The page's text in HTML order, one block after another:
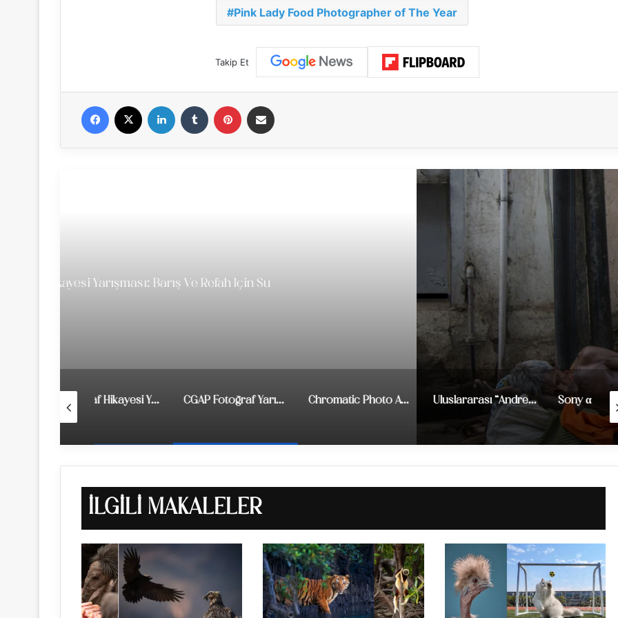
Pink Lady Food Photographer of The Year
Takip Et
Facebook LinkedIn Tumblr Pinterest
CGAP Fotoğraf Yarışması 2018
CGAP Fotoğraf Yarışması 2018 Chromatic Photo Awards 2021 Uluslararası “Andrei Stenin” Basın Fotoğrafı Ödülleri 2019 Sony α Serisi Instagram Portre Fotoğraf Yarışması
İLGILI MAKALELER